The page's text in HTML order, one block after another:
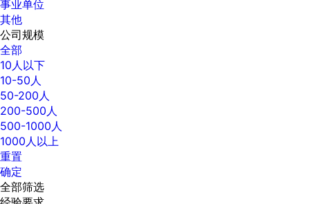
事业单位
其他
公司规模
全部
10人以下
10-50人
50-200人
200-500人
500-1000人
1000人以上
重置
确定
全部筛选